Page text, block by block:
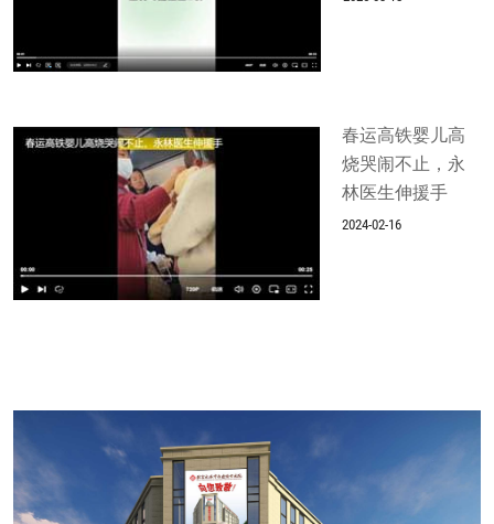
春运高铁婴儿高
烧哭闹不止，永
林医生伸援手
2024-02-16